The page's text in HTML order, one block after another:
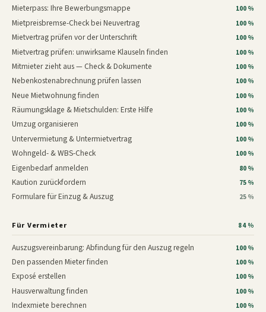
Mieterpass: Ihre Bewerbungsmappe 100 %
Mietpreisbremse-Check bei Neuvertrag 100 %
Mietvertrag prüfen vor der Unterschrift 100 %
Mietvertrag prüfen: unwirksame Klauseln finden 100 %
Mitmieter zieht aus — Check & Dokumente 100 %
Nebenkostenabrechnung prüfen lassen 100 %
Neue Mietwohnung finden 100 %
Räumungsklage & Mietschulden: Erste Hilfe 100 %
Umzug organisieren 100 %
Untervermietung & Untermietvertrag 100 %
Wohngeld- & WBS-Check 100 %
Eigenbedarf anmelden 80 %
Kaution zurückfordern 75 %
Formulare für Einzug & Auszug 25 %
Für Vermieter 84 %
Auszugsvereinbarung: Abfindung für den Auszug regeln 100 %
Den passenden Mieter finden 100 %
Exposé erstellen 100 %
Hausverwaltung finden 100 %
Indexmiete berechnen 100 %